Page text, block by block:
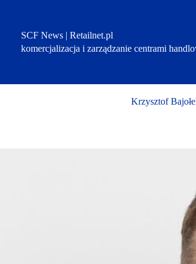
SCF News | Retailnet.pl
komercjalizacja i zarządzanie centrami
Krzysztof